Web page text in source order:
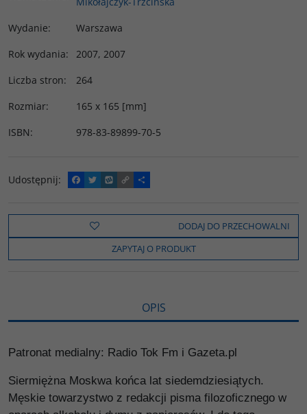
Wydanie:
Warszawa
Rok wydania: 2007, 2007
Liczba stron:
264
Rozmiar:
165 x 165 [mm]
ISBN: 978-83-89899-70-5
Udostępnij:
F
a
e
o
k
T
w
t
t
e
W
y
o
C
o
y
i
n
k
P
o
z
e
l
s
DODAJ DO PRZECHOWALNI
ZAPYTAJ O PRODUKT
OPIS
Patronat medialny: Radio Tok Fm i Gazeta.pl
Siermiężna Moskwa końca lat siedemdziesiątych.
Męskie towarzystwo z redakcji pisma filozoficznego w